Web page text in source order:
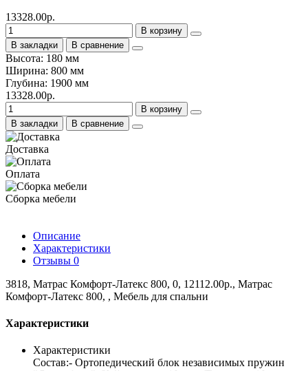
13328.00р.
В корзину
В закладки
В сравнение
Высота: 180 мм
Ширина: 800 мм
Глубина: 1900 мм
13328.00р.
В корзину
В закладки
В сравнение
Доставка
Оплата
Сборка мебели
Описание
Характеристики
Отзывы 0
3818, Матрас Комфорт-Латекс 800, 0, 12112.00р., Матрас
Комфорт-Латекс 800, , Мебель для спальни
Характеристики
Характеристики
Состав:- Ортопедический блок независимых пружин